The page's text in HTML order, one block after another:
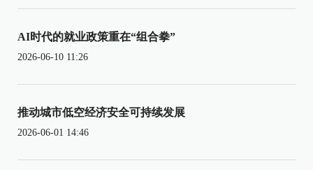
AI时代的就业政策重在“组合拳”
2026-06-10 11:26
推动城市低空经济安全可持续发展
2026-06-01 14:46